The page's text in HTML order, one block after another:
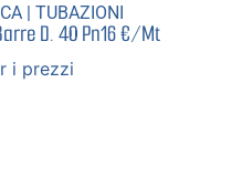
| TUBAZIONI
D. 40 Pn16 €/Mt
i prezzi